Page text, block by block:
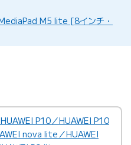
M5 lite [8インチ・
P10／HUAWEI P10
nova lite／HUAWEI